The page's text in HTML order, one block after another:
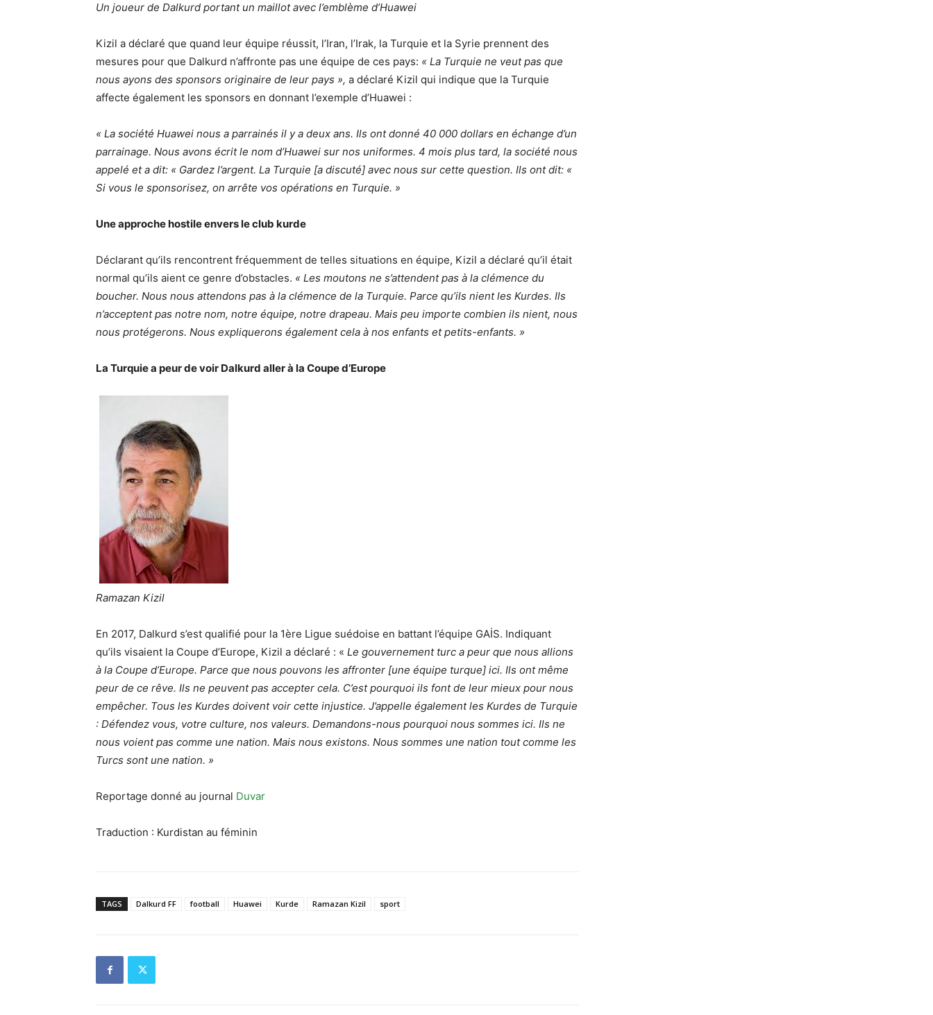
Un joueur de Dalkurd portant un maillot avec l’emblème d’Huawei
Kizil a déclaré que quand leur équipe réussit, l’Iran, l’Irak, la Turquie et la Syrie prennent des
mesures pour que Dalkurd n’affronte pas une équipe de ces pays: « La Turquie ne veut pas que
nous ayons des sponsors originaire de leur pays », a déclaré Kizil qui indique que la Turquie
affecte également les sponsors en donnant l’exemple d’Huawei :
« La société Huawei nous a parrainés il y a deux ans. Ils ont donné 40 000 dollars en échange d’un
parrainage. Nous avons écrit le nom d’Huawei sur nos uniformes. 4 mois plus tard, la société nous
appelé et a dit: « Gardez l’argent. La Turquie [a discuté] avec nous sur cette question. Ils ont dit: «
Si vous le sponsorisez, on arrête vos opérations en Turquie. »
Une approche hostile envers le club kurde
Déclarant qu’ils rencontrent fréquemment de telles situations en équipe, Kizil a déclaré qu’il était
normal qu’ils aient ce genre d’obstacles. « Les moutons ne s’attendent pas à la clémence du
boucher. Nous nous attendons pas à la clémence de la Turquie. Parce qu’ils nient les Kurdes. Ils
n’acceptent pas notre nom, notre équipe, notre drapeau. Mais peu importe combien ils nient, nous
nous protégerons. Nous expliquerons également cela à nos enfants et petits-enfants. »
La Turquie a peur de voir Dalkurd aller à la Coupe d’Europe
Ramazan Kizil
En 2017, Dalkurd s’est qualifié pour la 1ère Ligue suédoise en battant l’équipe GAİS. Indiquant
qu’ils visaient la Coupe d’Europe, Kizil a déclaré : « Le gouvernement turc a peur que nous allions
à la Coupe d’Europe. Parce que nous pouvons les affronter [une équipe turque] ici. Ils ont même
peur de ce rêve. Ils ne peuvent pas accepter cela. C’est pourquoi ils font de leur mieux pour nous
empêcher. Tous les Kurdes doivent voir cette injustice. J’appelle également les Kurdes de Turquie
: Défendez vous, votre culture, nos valeurs. Demandons-nous pourquoi nous sommes ici. Ils ne
nous voient pas comme une nation. Mais nous existons. Nous sommes une nation tout comme les
Turcs sont une nation. »
Reportage donné au journal Duvar
Traduction : Kurdistan au féminin
TAGS Dalkurd FF football Huawei Kurde Ramazan Kizil sport